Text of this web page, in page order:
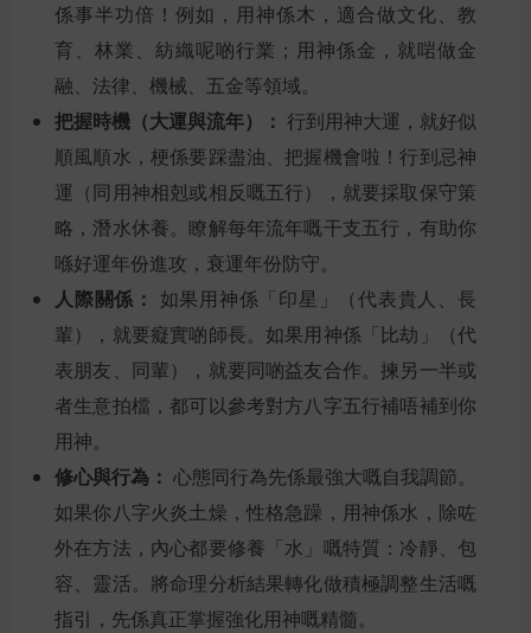
係事半功倍！例如，用神係木，適合做文化、教
育、林業、紡織呢啲行業；用神係金，就啱做金
融、法律、機械、五金等領域。
把握時機（大運與流年）： 行到用神大運，就好似
順風順水，梗係要踩盡油、把握機會啦！行到忌神
運（同用神相剋或相反嘅五行），就要採取保守策
略，潛水休養。瞭解每年流年嘅干支五行，有助你
喺好運年份進攻，衰運年份防守。
人際關係： 如果用神係「印星」（代表貴人、長
輩），就要癡實啲師長。如果用神係「比劫」（代
表朋友、同輩），就要同啲益友合作。揀另一半或
者生意拍檔，都可以參考對方八字五行補唔補到你
用神。
修心與行為： 心態同行為先係最強大嘅自我調節。
如果你八字火炎土燥，性格急躁，用神係水，除咗
外在方法，內心都要修養「水」嘅特質：冷靜、包
容、靈活。將命理分析結果轉化做積極調整生活嘅
指引，先係真正掌握強化用神嘅精髓。